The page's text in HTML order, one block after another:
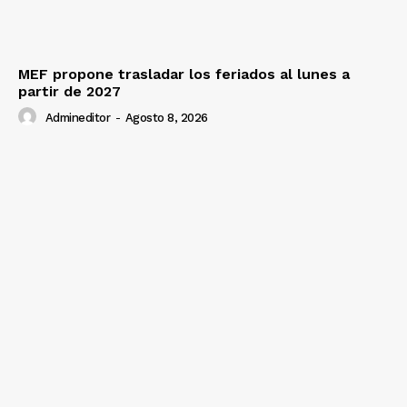
MEF propone trasladar los feriados al lunes a
partir de 2027
Admineditor - Agosto 8, 2026